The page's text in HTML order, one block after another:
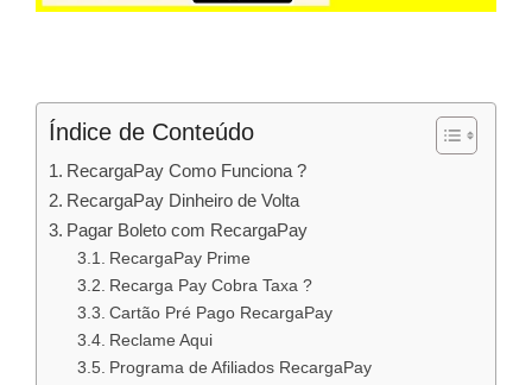
Índice de Conteúdo
RecargaPay Como Funciona ?
RecargaPay Dinheiro de Volta
Pagar Boleto com RecargaPay
RecargaPay Prime
Recarga Pay Cobra Taxa ?
Cartão Pré Pago RecargaPay
Reclame Aqui
Programa de Afiliados RecargaPay